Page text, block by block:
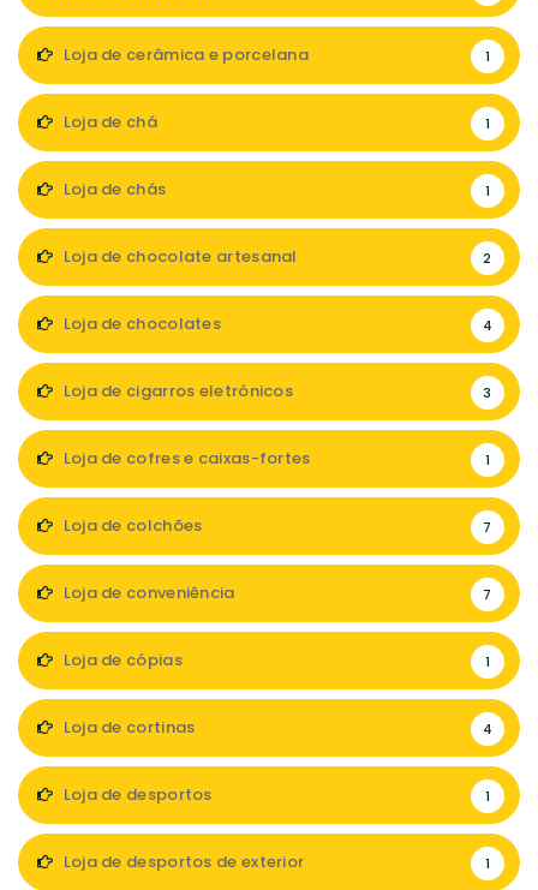
Loja de cerâmica e porcelana 1
Loja de chá 1
Loja de chás 1
Loja de chocolate artesanal 2
Loja de chocolates 4
Loja de cigarros eletrónicos 3
Loja de cofres e caixas-fortes 1
Loja de colchões 7
Loja de conveniência 7
Loja de cópias 1
Loja de cortinas 4
Loja de desportos 1
Loja de desportos de exterior 1